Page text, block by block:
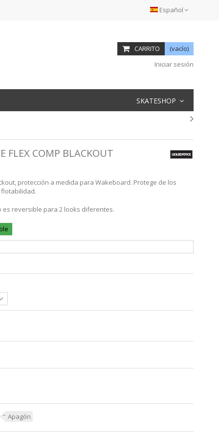
Español
CARRITO
(vacío)
Iniciar sesión
SKATESHOP
FLEX COMP BLACKOUT
, protección a medida para Wakeboard. Protege de los
es reversible para 2 looks diferentes.
Apagón